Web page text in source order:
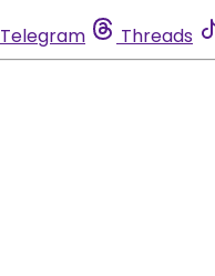
Telegram Threads